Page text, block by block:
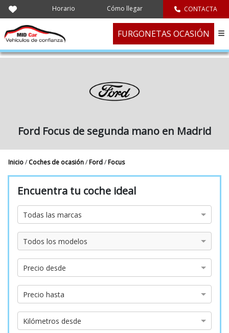
Horario Cómo llegar CONTACTA
FURGONETAS OCASIÓN
Ford Focus de segunda mano en Madrid
Inicio/ Coches de ocasión/Ford/Focus
Encuentra tu coche ideal
Marca
Todas las marcas
Modelo
Todos los modelos
Precio
desde
Precio desde
Precio
hasta
Precio hasta
Kilómetros
desde
Kilómetros desde